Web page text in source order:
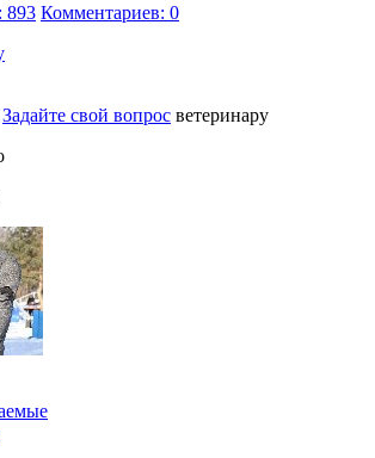
893 Комментариев: 0
Задайте свой вопрос ветеринару